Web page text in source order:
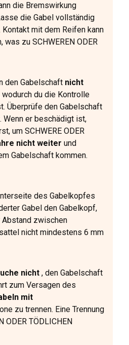
die Bremswirkung
die Gabel vollständig
mit dem Reifen kann
zu SCHWEREN ODER
den Gabelschaft nicht
du die Kontrolle
Überprüfe den Gabelschaft
er beschädigt ist,
um SCHWERE ODER
nicht weiter und
Gabelschaft kommen.
des Gabelkopfes
Gabel den Gabelkopf,
zwischen
nicht mindestens 6 mm
nicht, den Gabelschaft
zum Versagen des
mit
zu trennen. Eine Trennung
TÖDLICHEN